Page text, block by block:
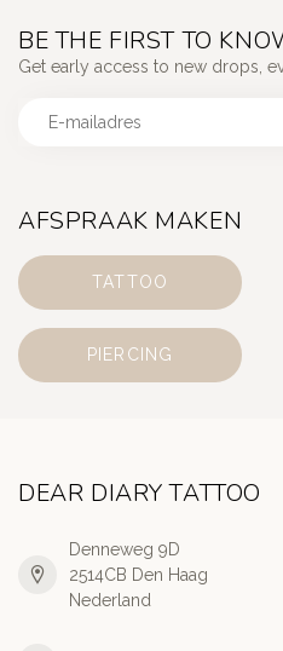
AFSPRAAK MAKEN
TATTOO
PIERCING
BE THE FIRST TO
Get early access to new drops,
DEAR DIARY TATTOO
Denneweg 9D
2514CB Den Haag
Nederland